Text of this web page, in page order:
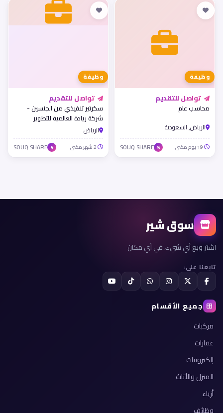
وظيفة
تواصل للتقديم
محاسب عام
الرياض, السعودية
S
SOUQ SHARE
وظيفة
تواصل للتقديم
سكرتير تنفيذي من الجنسين -
شركة ريادة العالمية للتطوير
العقاري بالرياض
الرياض
S
SOUQ SHARE
سوق شير
اشترِ وبع أي شيء، في أي مكان
تابعنا على:
جميع الأقسام
مركبات
عقارات
إلكترونيات
المنزل والأثاث
أزياء